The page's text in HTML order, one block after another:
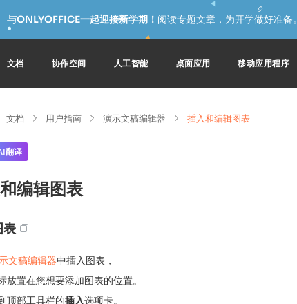
与ONLYOFFICE一起迎接新学期！ 阅读专题文章，为开学做好准备。
文档 协作空间 人工智能 桌面应用 移动应用程序
文档 用户指南 演示文稿编辑器 插入和编辑图表
翻译
编辑图表
表
文稿编辑器中插入图表，
放置在您想要添加图表的位置。
顶部工具栏的插入选项卡。